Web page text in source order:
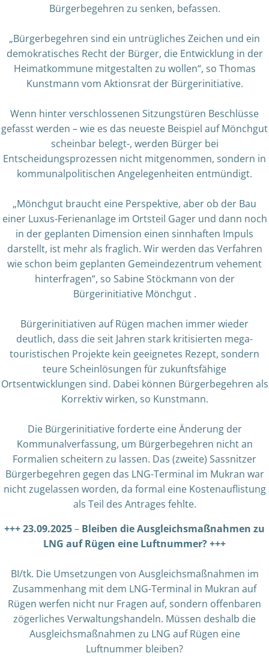
Bürgerbegehren zu senken, befassen.
„Bürgerbegehren sind ein untrügliches Zeichen und ein
demokratisches Recht der Bürger, die Entwicklung in der
Heimatkommune mitgestalten zu wollen“, so Thomas
Kunstmann vom Aktionsrat der Bürgerinitiative.
Wenn hinter verschlossenen Sitzungstüren Beschlüsse
gefasst werden – wie es das neueste Beispiel auf Mönchgut
scheinbar belegt-, werden Bürger bei
Entscheidungsprozessen nicht mitgenommen, sondern in
kommunalpolitischen Angelegenheiten entmündigt.
„Mönchgut braucht eine Perspektive, aber ob der Bau
einer Luxus-Ferienanlage im Ortsteil Gager und dann noch
in der geplanten Dimension einen sinnhaften Impuls
darstellt, ist mehr als fraglich. Wir werden das Verfahren
wie schon beim geplanten Gemeindezentrum vehement
hinterfragen“, so Sabine Stöckmann von der
Bürgerinitiative Mönchgut .
Bürgerinitiativen auf Rügen machen immer wieder
deutlich, dass die seit Jahren stark kritisierten mega-
touristischen Projekte kein geeignetes Rezept, sondern
teure Scheinlösungen für zukunftsfähige
Ortsentwicklungen sind. Dabei können Bürgerbegehren als
Korrektiv wirken, so Kunstmann.
Die Bürgerinitiative forderte eine Änderung der
Kommunalverfassung, um Bürgerbegehren nicht an
Formalien scheitern zu lassen. Das (zweite) Sassnitzer
Bürgerbegehren gegen das LNG-Terminal im Mukran war
nicht zugelassen worden, da formal eine Kostenauflistung
als Teil des Antrages fehlte.
+++ 23.09.2025– Bleiben die Ausgleichsmaßnahmen zu
LNG auf Rügen eine Luftnummer? +++
BI/tk. Die Umsetzungen von Ausgleichsmaßnahmen im
Zusammenhang mit dem LNG-Terminal in Mukran auf
Rügen werfen nicht nur Fragen auf, sondern offenbaren
zögerliches Verwaltungshandeln. Müssen deshalb die
Ausgleichsmaßnahmen zu LNG auf Rügen eine
Luftnummer bleiben?